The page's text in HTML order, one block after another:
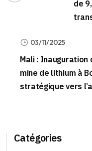
de
03/11/2025
Mali : Inauguration
mine de lithium à
stratégique vers
Catégories